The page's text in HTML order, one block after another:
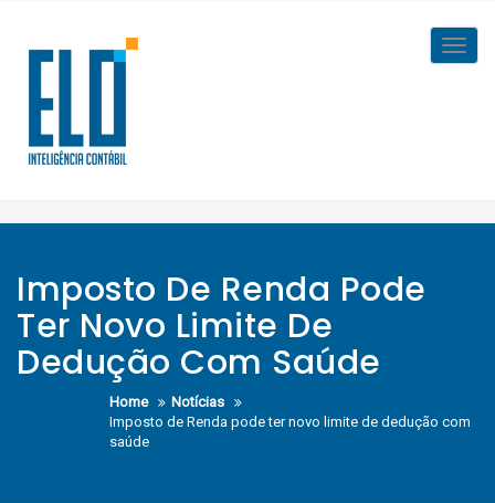
content
Imposto De Renda Pode
Ter Novo Limite De
Dedução Com Saúde
Home
Notícias
Imposto de Renda pode ter novo limite de dedução com
saúde